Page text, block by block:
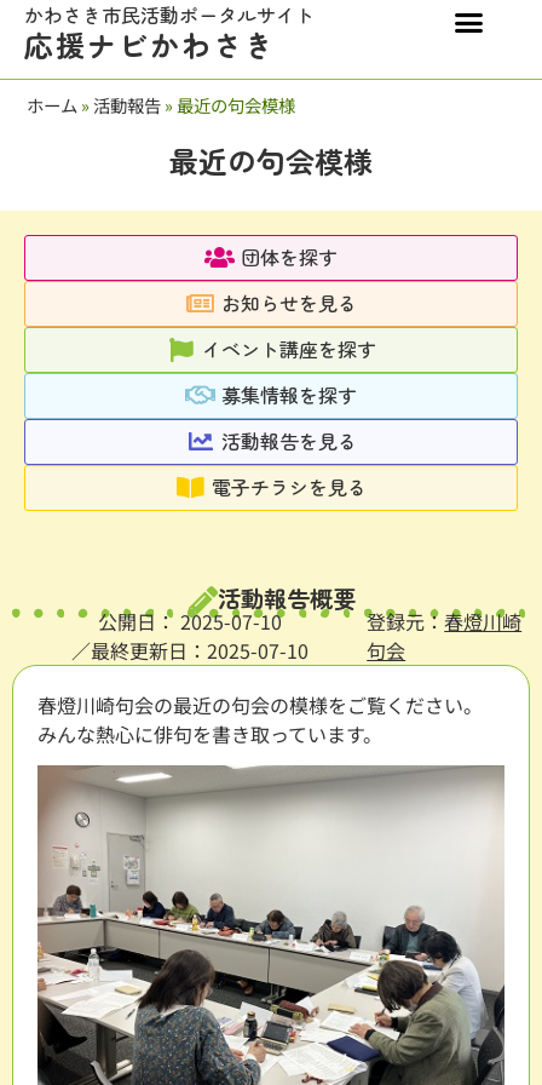
かわさき市民活動ポータルサイト
応援ナビかわさき
ホーム »活動報告»最近の句会模様
最近の句会模様
団体を探す
お知らせを見る
イベント講座を探す
募集情報を探す
活動報告を見る
電子チラシを見る
活動報告概要
公開日： 2025-07-10
／最終更新日：2025-07-10
登録元：春燈川崎
句会
春燈川崎句会の最近の句会の模様をご覧ください。
みんな熱心に俳句を書き取っています。